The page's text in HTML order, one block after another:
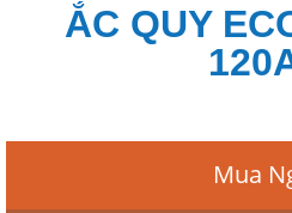
ẮC QUY
Mua